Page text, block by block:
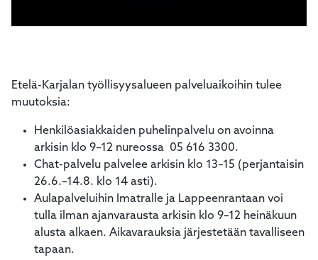
Etelä-Karjalan työllisyysalueen palveluaikoihin tulee
muutoksia:
Henkilöasiakkaiden puhelinpalvelu on avoinna
arkisin klo 9–12 nureossa 05 616 3300.
Chat-palvelu palvelee arkisin klo 13–15 (perjantaisin
26.6.–14.8. klo 14 asti).
Aulapalveluihin Imatralle ja Lappeenrantaan voi
tulla ilman ajanvarausta arkisin klo 9–12 heinäkuun
alusta alkaen. Aikavarauksia järjestetään tavalliseen
tapaan.